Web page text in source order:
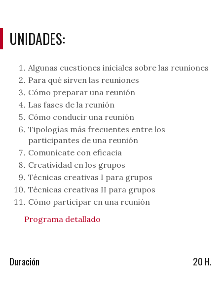
UNIDADES:
Algunas cuestiones iniciales sobre las reuniones
Para qué sirven las reuniones
Cómo preparar una reunión
Las fases de la reunión
Cómo conducir una reunión
Tipologías más frecuentes entre los
participantes de una reunión
Comunícate con eficacia
Creatividad en los grupos
Técnicas creativas I para grupos
Técnicas creativas II para grupos
Cómo participar en una reunión
Programa detallado
20 H.
Duración